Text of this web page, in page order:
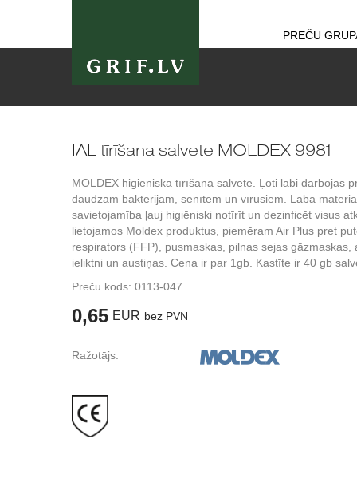
PREČU
IAL tīrīšana salvete MOLDEX 9981
MOLDEX higiēniska tīrīšana salvete. Ļoti labi darbojas
daudzām baktērijām, sēnītēm un vīrusiem. Laba
savietojamība ļauj higiēniski notīrīt un dezinficēt visus
lietojamos Moldex produktus, piemēram Air Plus pret
respirators (FFP), pusmaskas, pilnas sejas gāzmaskas,
ieliktni un austiņas. Cena ir par 1gb. Kastīte ir 40 gb
Preču kods: 0113-047
0,65 EUR bez PVN
Ražotājs: